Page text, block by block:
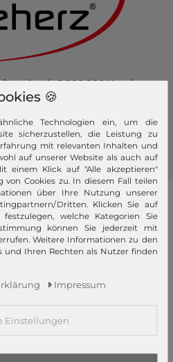
mehr als 2.000.000 Kunden.
und bequem ein.
und folgen Sie uns:
WEBER
CHIARINI
Pick & Pack
Pink Lining
🍪
Technologien ein, um die
sicherzustellen, die Leistung zu
mit relevanten Inhalten und
auf unserer Website als auch auf
einem Klick auf "Alle akzeptieren"
von Cookies zu. In diesem Fall teilen
über Ihre Nutzung unserer
Dritten. Klicken Sie auf
welche Kategorien Sie
können Sie jederzeit mit
Weitere Informationen zu den
und Ihren Rechten als Nutzer finden
Impressum
Einstellungen